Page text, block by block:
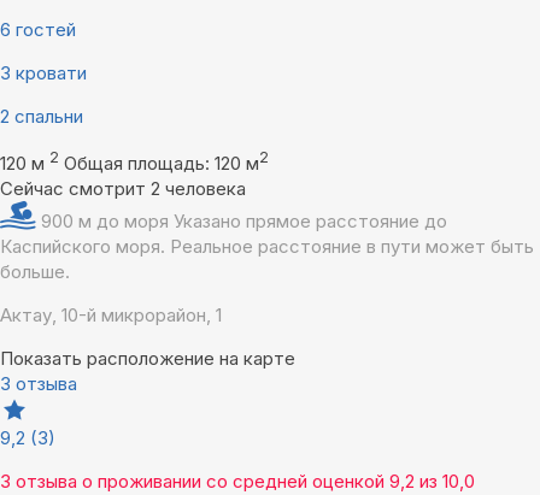
6 гостей
3 кровати
2 спальни
120 м 2 Общая площадь: 120 м2
Сейчас смотрит 2 человека
900 м до моря Указано прямое расстояние до
Каспийского моря. Реальное расстояние в пути может быть
больше.
Актау, 10-й микрорайон, 1
Показать расположение на карте
3 отзыва
9,2 (3)
3 отзыва о проживании со средней оценкой 9,2 из 10,0